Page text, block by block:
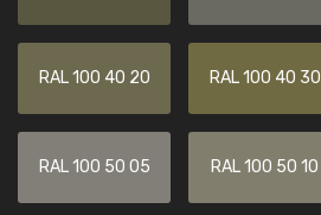
RAL 100 40 20 RAL 100 40 30
RAL 100 50 05 RAL 100 50 10